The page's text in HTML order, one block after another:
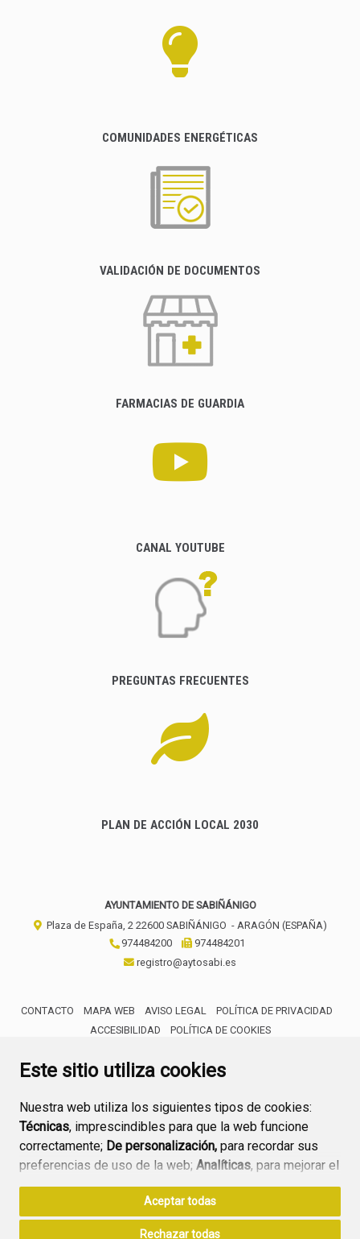
Este sitio utiliza cookies
Nuestra web utiliza los siguientes tipos de cookies:
Técnicas, imprescindibles para que la web funcione
correctamente; De personalización, para recordar sus
preferencias de uso de la web; Analíticas, para mejorar el
funcionamiento de la web y sus servicios.
Si acepta pulsando el botón“Aceptar todas”
Aceptar todas
Rechazar todas
COMUNIDADES ENERGÉTICAS
VALIDACIÓN DE DOCUMENTOS
FARMACIAS DE GUARDIA
CANAL YOUTUBE
PREGUNTAS FRECUENTES
PLAN DE ACCIÓN LOCAL 2030
AYUNTAMIENTO DE SABIÑÁNIGO
Plaza de España, 2 22600 SABIÑÁNIGO - ARAGÓN (ESPAÑA)
974484200
974484201
registro@aytosabi.es
CONTACTO MAPA WEB AVISO LEGAL
POLÍTICA DE PRIVACIDAD
ACCESIBILIDAD
POLÍTICA DE COOKIES